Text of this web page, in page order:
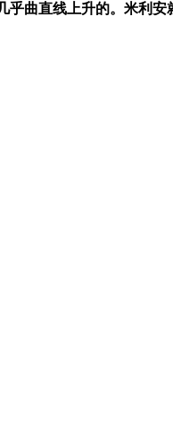
曲直线上升的。米利安